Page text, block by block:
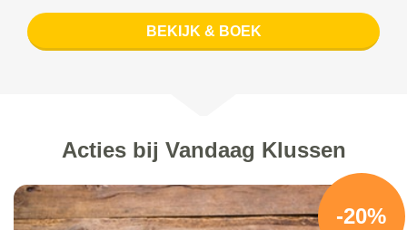
BEKIJK & BOEK
Acties bij Vandaag Klussen
-20%